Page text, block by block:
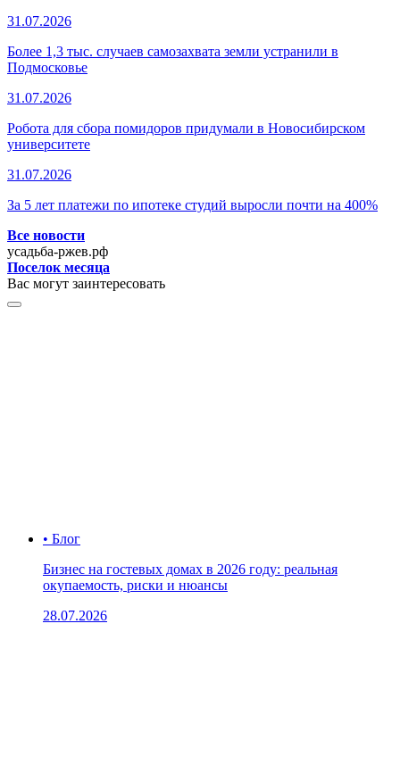
31.07.2026
Более 1,3 тыс. случаев самозахвата земли устранили в
Подмосковье
31.07.2026
Робота для сбора помидоров придумали в Новосибирском
университете
31.07.2026
За 5 лет платежи по ипотеке студий выросли почти на 400%
Все новости
усадьба-ржев.рф
Поселок месяца
Вас могут заинтересовать
• Блог
Бизнес на гостевых домах в 2026 году: реальная
окупаемость, риски и нюансы
28.07.2026